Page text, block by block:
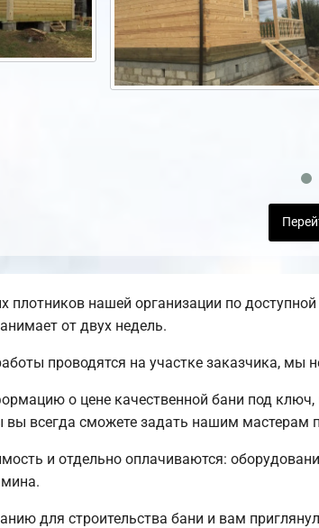
плотников нашей организации по
от двух недель.
проводятся на участке заказчика,
о цене качественной бани под
всегда сможете задать нашим мастерам
и отдельно оплачиваются:
для строительства бани и вам